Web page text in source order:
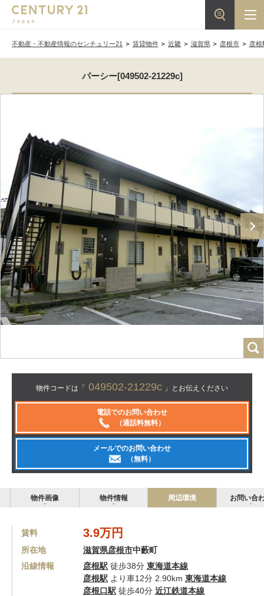
不動産・不動産情報のセンチュリー21 賃貸物件 近畿 滋賀県 彦根市 彦根
パーシー[049502-21229c]
物件コードは「 049502-21229c 」とお伝えください
電話でのお問い合わせ
（通話料無料）
メールでのお問い合わせ
（無料）
物件画像 物件情報 周辺環境 お問い合
賃料 3.9万円
所在地 滋賀県彦根市中藪町
沿線情報
彦根駅 徒歩38分 東海道本線
彦根駅 より車12分 2.90km 東海道本線
彦根口駅 徒歩40分 近江鉄道本線